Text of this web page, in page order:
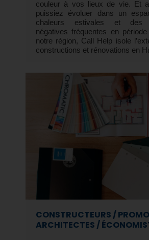
couleur à vos lieux de vie. Et
puissiez évoluer dans un
chaleurs estivales et des
négatives fréquentes en
notre région, Call Help isole
constructions et rénovations en
CONSTRUCTEURS /
ARCHITECTES /